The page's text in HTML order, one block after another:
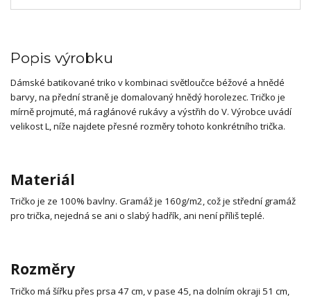
Popis výrobku
Dámské batikované triko v kombinaci světloučce béžové a hnědé
barvy, na přední straně je domalovaný hnědý horolezec. Tričko je
mírně projmuté, má raglánové rukávy a výstřih do V. Výrobce uvádí
velikost L, níže najdete přesné rozměry tohoto konkrétního trička.
Materiál
Tričko je ze 100% bavlny. Gramáž je 160g/m2, což je střední gramáž
pro trička, nejedná se ani o slabý hadřík, ani není příliš teplé.
Rozměry
Tričko má šířku přes prsa 47 cm, v pase 45, na dolním okraji 51 cm,